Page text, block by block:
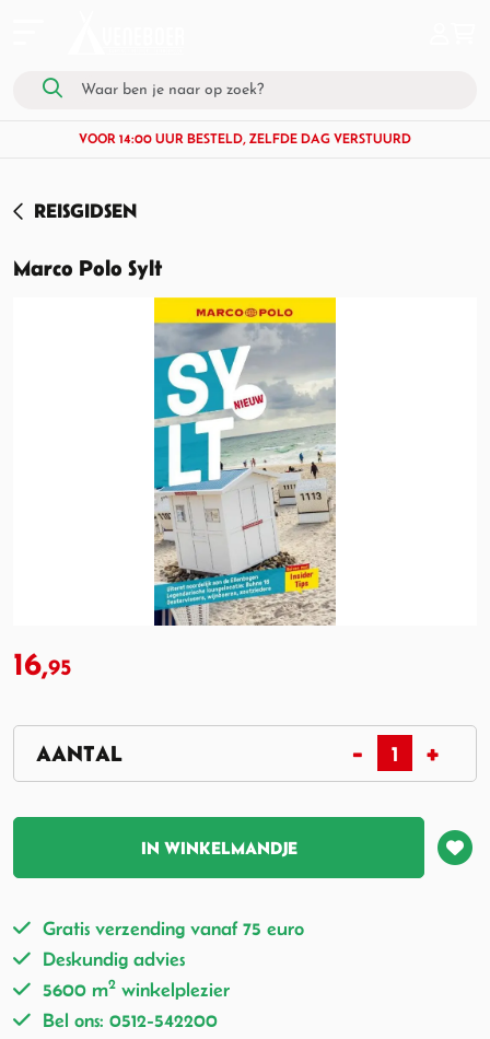
VOOR 14:00 UUR BESTELD, ZELFDE DAG VERSTUURD
REISGIDSEN
Marco Polo Sylt
16,95
IN WINKELMANDJE
Gratis verzending vanaf 75 euro
Deskundig advies
5600 m2 winkelplezier
Bel ons: 0512-542200